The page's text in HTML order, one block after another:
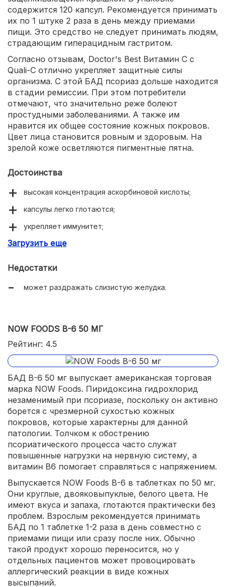
содержится 120 капсул. Рекомендуется принимать
их по 1 штуке 2 раза в день между приемами
пищи. Это средство не следует принимать людям,
страдающим гиперацидным гастритом.
Согласно отзывам, Doctor's Best Витамин C с
Quali-C отлично укрепляет защитные силы
организма. С этой БАД псориаз дольше находится
в стадии ремиссии. При этом потребители
отмечают, что значительно реже болеют
простудными заболеваниями. А также им
нравится их общее состояние кожных покровов.
Цвет лица становится ровным и здоровым. На
зрелой коже осветляются пигментные пятна.
Достоинства
высокая концентрация аскорбиновой кислоты;
капсулы легко глотаются;
укрепляет иммунитет;
удерживает псориаз в стадии ремиссии;
Загрузить еще
Недостатки
может раздражать слизистую желудка.
NOW FOODS B-6 50 МГ
Рейтинг: 4.5
БАД B-6 50 мг выпускает американская торговая
марка NOW Foods. Пиридоксина гидрохлорид
незаменимый при псориазе, поскольку он активно
борется с чрезмерной сухостью кожных
покровов, которые характерны для данной
патологии. Толчком к обострению
псориатического процесса часто служат
повышенные нагрузки на нервную систему, а
витамин В6 помогает справляться с напряжением.
Выпускается NOW Foods B-6 в таблетках по 50 мг.
Они круглые, двояковыпуклые, белого цвета. Не
имеют вкуса и запаха, глотаются практически без
проблем. Взрослым рекомендуется принимать
БАД по 1 таблетке 1-2 раза в день совместно с
приемами пищи или сразу после них. Обычно
такой продукт хорошо переносится, но у
отдельных пациентов может провоцировать
аллергический реакции в виде кожных
высыпаний.